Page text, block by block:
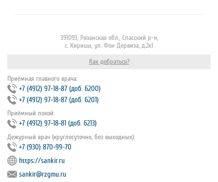
391093, Рязанская обл., Спасский р-н,
с. Кирицы, ул. Фон Дервиза, д.2к1
Как добраться?
Приёмная главного врача:
+7 (4912) 97‐18‐87 (доб. 6200)
+7 (4912) 97‐18‐87 (доб. 6201)
Приёмный покой:
+7 (4912) 97‐18‐81 (доб. 6213)
Дежурный врач (круглосуточно, без выходных):
+7 (930) 870-99-70
https://sankir.ru
sankir@rzgmu.ru